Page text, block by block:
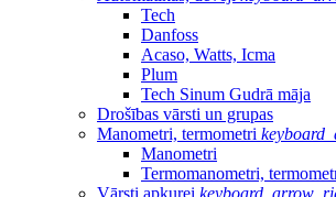
Tech
Danfoss
Acaso, Watts, Icma
Plum
Tech Sinum Gudrā māja
Drošības vārsti un grupas
Manometri, termometri
Manometri
Termomanometri,
Vārsti apkurei